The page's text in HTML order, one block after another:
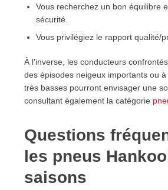
Vous recherchez un bon équilibre
sécurité.
Vous privilégiez le rapport qualité/
À l'inverse, les conducteurs
des épisodes neigeux importants ou
très basses pourront envisager une
consultant également la catégorie
Questions
les pneus
saisons